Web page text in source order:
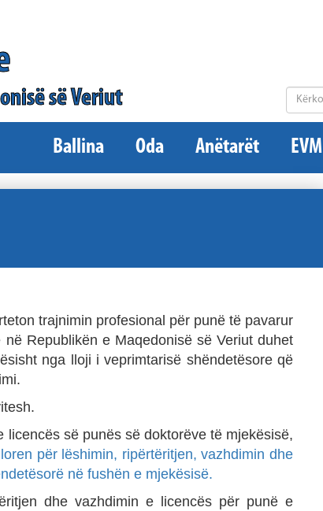
së Veriut
Ballina Oda Anëtarët EVM
trajnimin profesional për punë të pavarur
Republikën e Maqedonisë së Veriut duhet
nga lloji i veprimtarisë shëndetësore që
së punës së doktorëve të mjekësisë,
për lëshimin, ripërtëritjen, vazhdimin dhe
në fushën e mjekësisë.
dhe vazhdimin e licencës për punë e